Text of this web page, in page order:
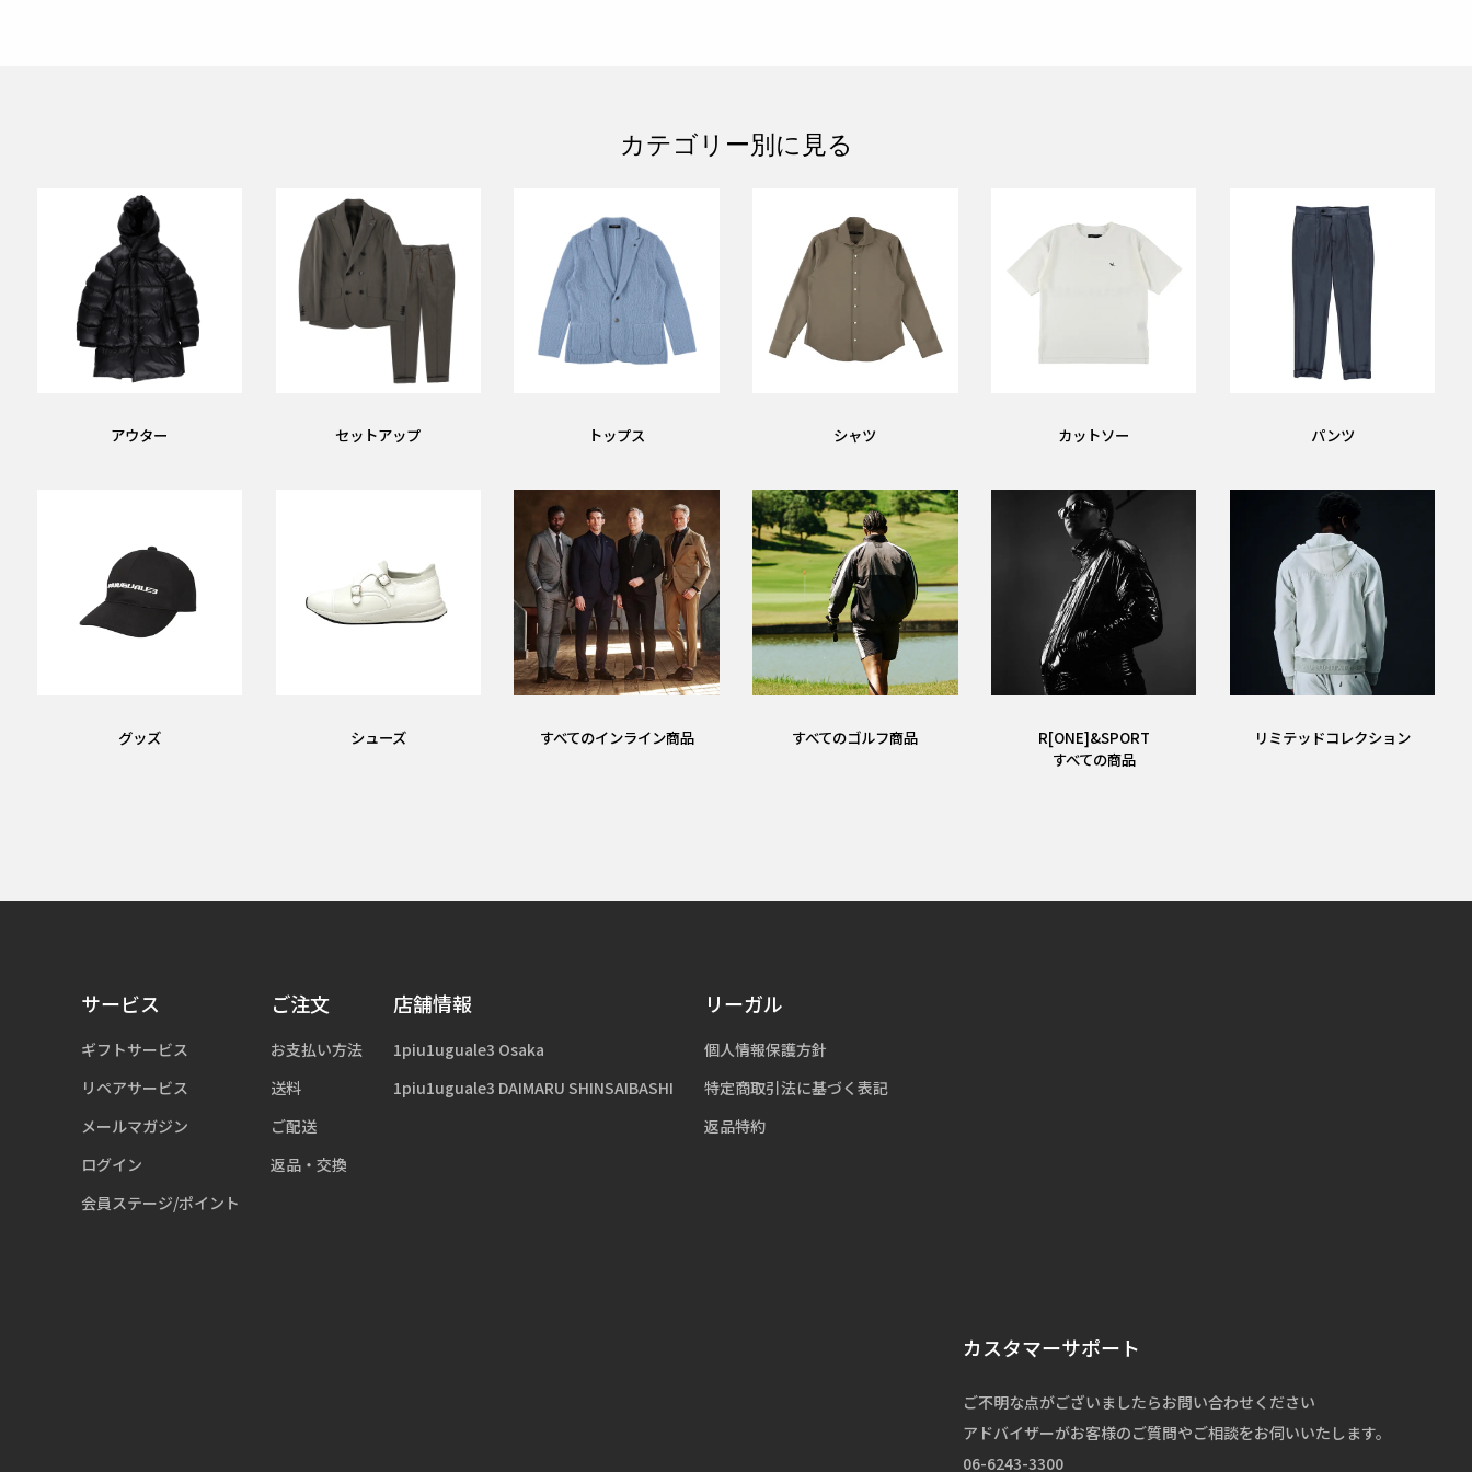
カテゴリー別に見る
アウター セットアップ トップス シャツ カットソー パンツ
グッズ シューズ すべてのインライン商品 すべてのゴルフ商品
R[ONE]&SPORT
すべての商品
リミテッドコレクション
サービス
ギフトサービス
リペアサービス
メールマガジン
ログイン
会員ステージ/ポイント
ご注文
お支払い方法
送料
ご配送
返品・交換
店舗情報
1piu1uguale3 Osaka
1piu1uguale3 DAIMARU SHINSAIBASHI
リーガル
個人情報保護方針
特定商取引法に基づく表記
返品特約
カスタマーサポート
ご不明な点がございましたらお問い合わせください
アドバイザーがお客様のご質問やご相談をお伺いいたします。
06-6243-3300